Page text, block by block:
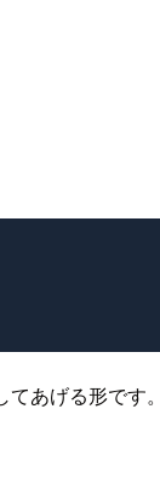
あげる形で